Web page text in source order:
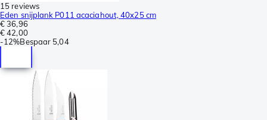
15 reviews
Eden snijplank P011 acaciahout, 40x25 cm
€ 36,96
€ 42,00
-12%Bespaar 5,04